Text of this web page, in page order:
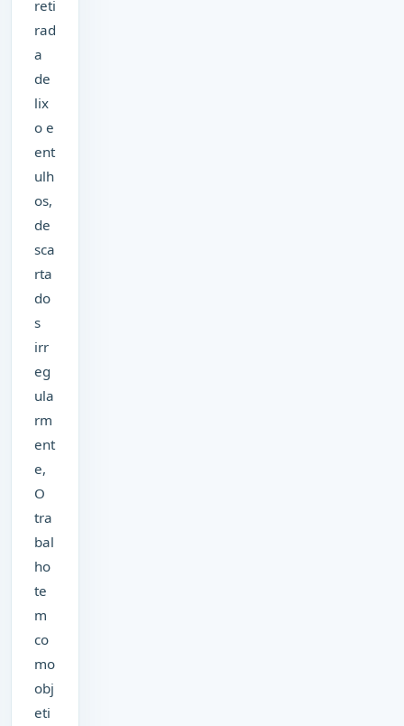
reti
rad
a
de
lix
o e
ent
ulh
os,
de
sca
rta
do
s
irr
eg
ula
rm
ent
e,
O
tra
bal
ho
te
m
co
mo
obj
eti